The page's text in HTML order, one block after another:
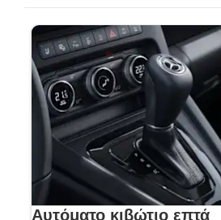
Αυτόματο κιβώτιο επτά